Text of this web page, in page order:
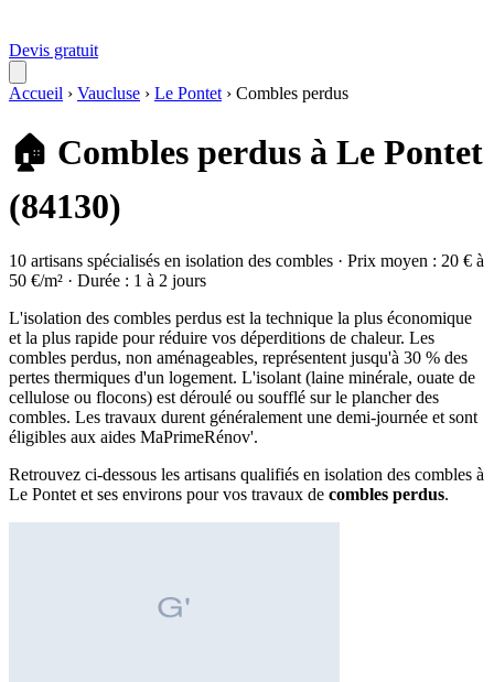
Devis gratuit
Accueil › Vaucluse › Le Pontet › Combles perdus
🏠 Combles perdus à Le Pontet
(84130)
10 artisans spécialisés en isolation des combles · Prix moyen : 20 € à
50 €/m² · Durée : 1 à 2 jours
L'isolation des combles perdus est la technique la plus économique
et la plus rapide pour réduire vos déperditions de chaleur. Les
combles perdus, non aménageables, représentent jusqu'à 30 % des
pertes thermiques d'un logement. L'isolant (laine minérale, ouate de
cellulose ou flocons) est déroulé ou soufflé sur le plancher des
combles. Les travaux durent généralement une demi-journée et sont
éligibles aux aides MaPrimeRénov'.
Retrouvez ci-dessous les artisans qualifiés en isolation des combles à
Le Pontet et ses environs pour vos travaux de combles perdus.